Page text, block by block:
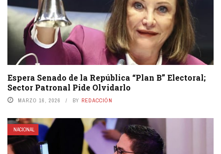
Espera Senado de la República “Plan B” Electoral;
Sector Patronal Pide Olvidarlo
MARZO 16, 2026 BY REDACCIÓN
NACIONAL